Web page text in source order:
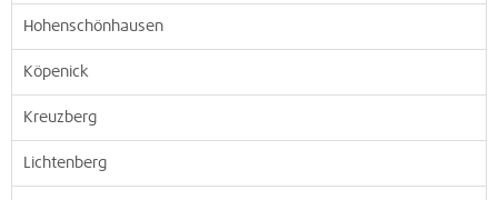
Hohenschönhausen
Köpenick
Kreuzberg
Lichtenberg